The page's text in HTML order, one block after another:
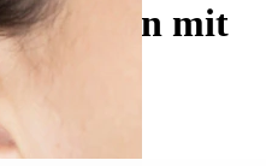
Titan mit